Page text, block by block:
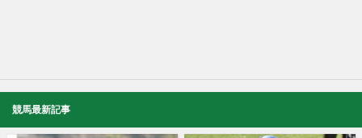
競馬最新記事